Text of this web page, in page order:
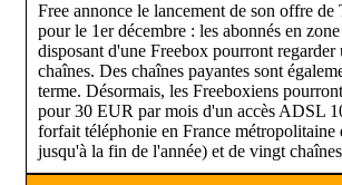
Free annonce le lancement de son offre
pour le 1er décembre : les abonnés en
disposant d'une Freebox pourront regarder
chaînes. Des chaînes payantes sont
terme. Désormais, les Freeboxiens
pour 30 EUR par mois d'un accès ADSL
forfait téléphonie en France
jusqu'à la fin de l'année) et de vingt